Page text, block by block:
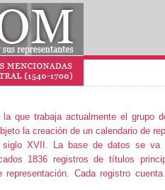
que trabaja actualmente el grupo
la creación de un calendario de
XVII. La base de datos se va
1836 registros de títulos
Cada registro